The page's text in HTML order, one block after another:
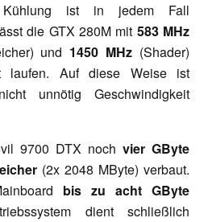
Kühlung ist in jedem Fall
die GTX 280M mit 583 MHz
und 1450 MHz (Shader)
laufen. Auf diese Weise ist
unnötig Geschwindigkeit
9700 DTX noch vier GByte
(2x 2048 MByte) verbaut.
bis zu acht GByte
dient schließlich